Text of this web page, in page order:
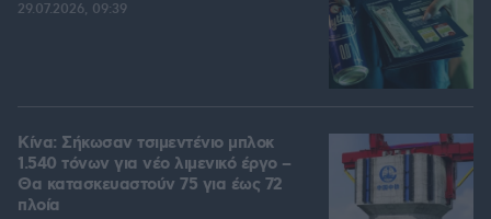
29.07.2026, 09:39
Κίνα: Σήκωσαν τσιμεντένιο μπλοκ
1.540 τόνων για νέο λιμενικό έργο –
Θα κατασκευαστούν 75 για έως 72
πλοία